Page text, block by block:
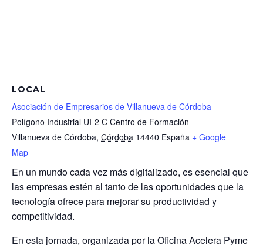
En un mundo cada vez más digitalizado, es esencial que
las empresas estén al tanto de las oportunidades que la
tecnología ofrece para mejorar su productividad y
competitividad.
En esta jornada, organizada por la Oficina Acelera Pyme
LOCAL
Asociación de Empresarios de Villanueva de Córdoba
Polígono Industrial UI-2 C Centro de Formación
Villanueva de Córdoba, Córdoba 14440 España + Google
Map